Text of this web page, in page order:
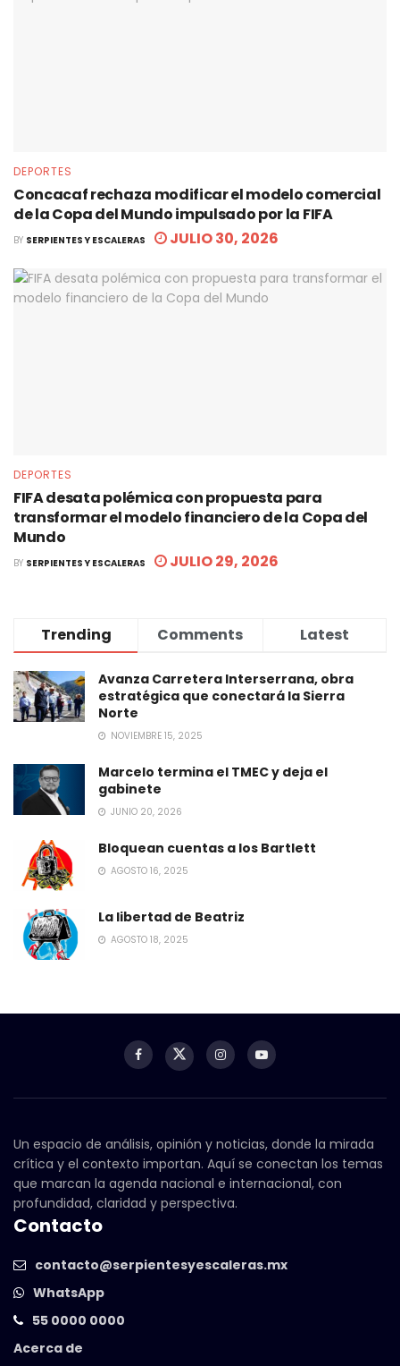
DEPORTES
Concacaf rechaza modificar el modelo comercial
de la Copa del Mundo impulsado por la FIFA
BY SERPIENTES Y ESCALERAS JULIO 30, 2026
DEPORTES
FIFA desata polémica con propuesta para
transformar el modelo financiero de la Copa del
Mundo
BY SERPIENTES Y ESCALERAS JULIO 29, 2026
Trending Comments Latest
Avanza Carretera Interserrana, obra
estratégica que conectará la Sierra
Norte
NOVIEMBRE 15, 2025
Marcelo termina el TMEC y deja el
gabinete
JUNIO 20, 2026
Bloquean cuentas a los Bartlett
AGOSTO 16, 2025
La libertad de Beatriz
AGOSTO 18, 2025
Un espacio de análisis, opinión y noticias, donde la mirada
crítica y el contexto importan. Aquí se conectan los temas
que marcan la agenda nacional e internacional, con
profundidad, claridad y perspectiva.
Contacto
contacto@serpientesyescaleras.mx
WhatsApp
55 0000 0000
Acerca de